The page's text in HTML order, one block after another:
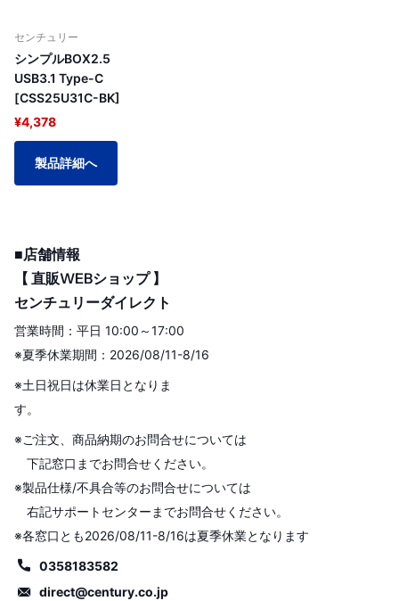
センチュリー
シンプルBOX2.5
USB3.1 Type-C
[CSS25U31C-BK]
¥4,378
製品詳細へ
■店舗情報
【 直販WEBショップ 】
センチュリーダイレクト
営業時間：平日 10:00～17:00
※夏季休業期間：2026/08/11-8/16
※土日祝日は休業日となりま
す。
※ご注文、商品納期のお問合せについては
下記窓口までお問合せください。
※製品仕様/不具合等のお問合せについては
右記サポートセンターまでお問合せください。
※各窓口とも2026/08/11-8/16は夏季休業となります
0358183582
direct@century.co.jp